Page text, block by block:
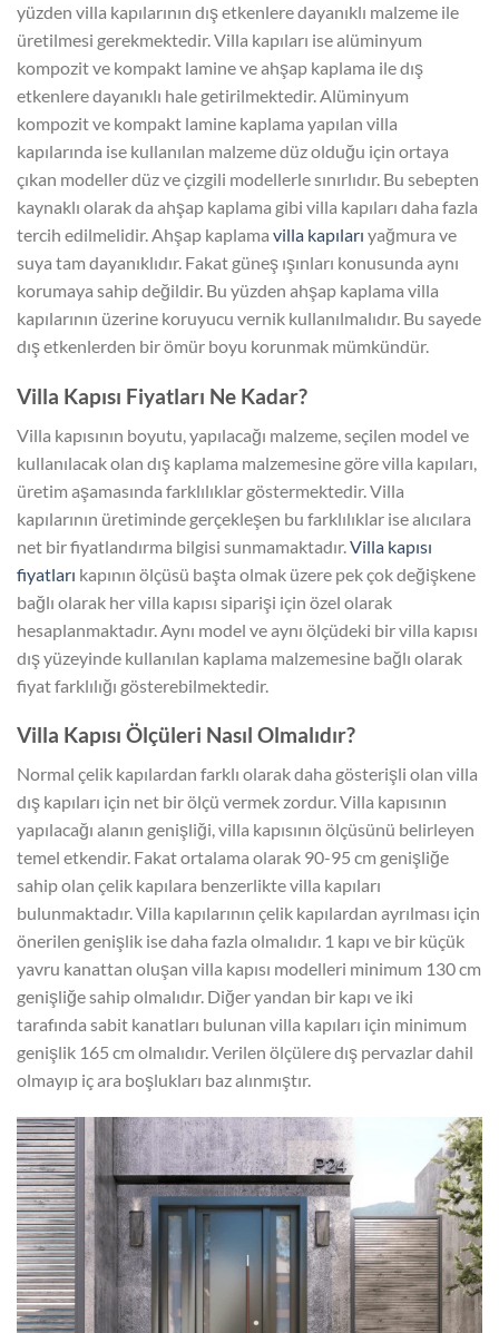
yüzden villa kapılarının dış etkenlere dayanıklı malzeme ile
üretilmesi gerekmektedir. Villa kapıları ise alüminyum
kompozit ve kompakt lamine ve ahşap kaplama ile dış
etkenlere dayanıklı hale getirilmektedir. Alüminyum
kompozit ve kompakt lamine kaplama yapılan villa
kapılarında ise kullanılan malzeme düz olduğu için ortaya
çıkan modeller düz ve çizgili modellerle sınırlıdır. Bu sebepten
kaynaklı olarak da ahşap kaplama gibi villa kapıları daha fazla
tercih edilmelidir. Ahşap kaplama villa kapıları yağmura ve
suya tam dayanıklıdır. Fakat güneş ışınları konusunda aynı
korumaya sahip değildir. Bu yüzden ahşap kaplama villa
kapılarının üzerine koruyucu vernik kullanılmalıdır. Bu sayede
dış etkenlerden bir ömür boyu korunmak mümkündür.
Villa Kapısı Fiyatları Ne Kadar?
Villa kapısının boyutu, yapılacağı malzeme, seçilen model ve
kullanılacak olan dış kaplama malzemesine göre villa kapıları,
üretim aşamasında farklılıklar göstermektedir. Villa
kapılarının üretiminde gerçekleşen bu farklılıklar ise alıcılara
net bir fiyatlandırma bilgisi sunmamaktadır. Villa kapısı
fiyatları kapının ölçüsü başta olmak üzere pek çok değişkene
bağlı olarak her villa kapısı siparişi için özel olarak
hesaplanmaktadır. Aynı model ve aynı ölçüdeki bir villa kapısı
dış yüzeyinde kullanılan kaplama malzemesine bağlı olarak
fiyat farklılığı gösterebilmektedir.
Villa Kapısı Ölçüleri Nasıl Olmalıdır?
Normal çelik kapılardan farklı olarak daha gösterişli olan villa
dış kapıları için net bir ölçü vermek zordur. Villa kapısının
yapılacağı alanın genişliği, villa kapısının ölçüsünü belirleyen
temel etkendir. Fakat ortalama olarak 90-95 cm genişliğe
sahip olan çelik kapılara benzerlikte villa kapıları
bulunmaktadır. Villa kapılarının çelik kapılardan ayrılması için
önerilen genişlik ise daha fazla olmalıdır. 1 kapı ve bir küçük
yavru kanattan oluşan villa kapısı modelleri minimum 130 cm
genişliğe sahip olmalıdır. Diğer yandan bir kapı ve iki
tarafında sabit kanatları bulunan villa kapıları için minimum
genişlik 165 cm olmalıdır. Verilen ölçülere dış pervazlar dahil
olmayıp iç ara boşlukları baz alınmıştır.